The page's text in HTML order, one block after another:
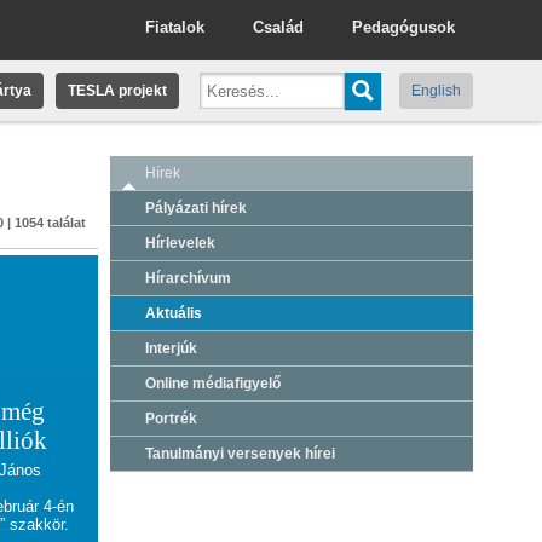
Pedagógusok
Család
Fiatalok
TESLA projekt English
| 1054 találat
4-én
szakkör.
Hírek
Pályázati hírek
Hírlevelek
Hírarchívum
Aktuális
Interjúk
Online médiafigyelő
Portrék
Tanulmányi versenyek hírei